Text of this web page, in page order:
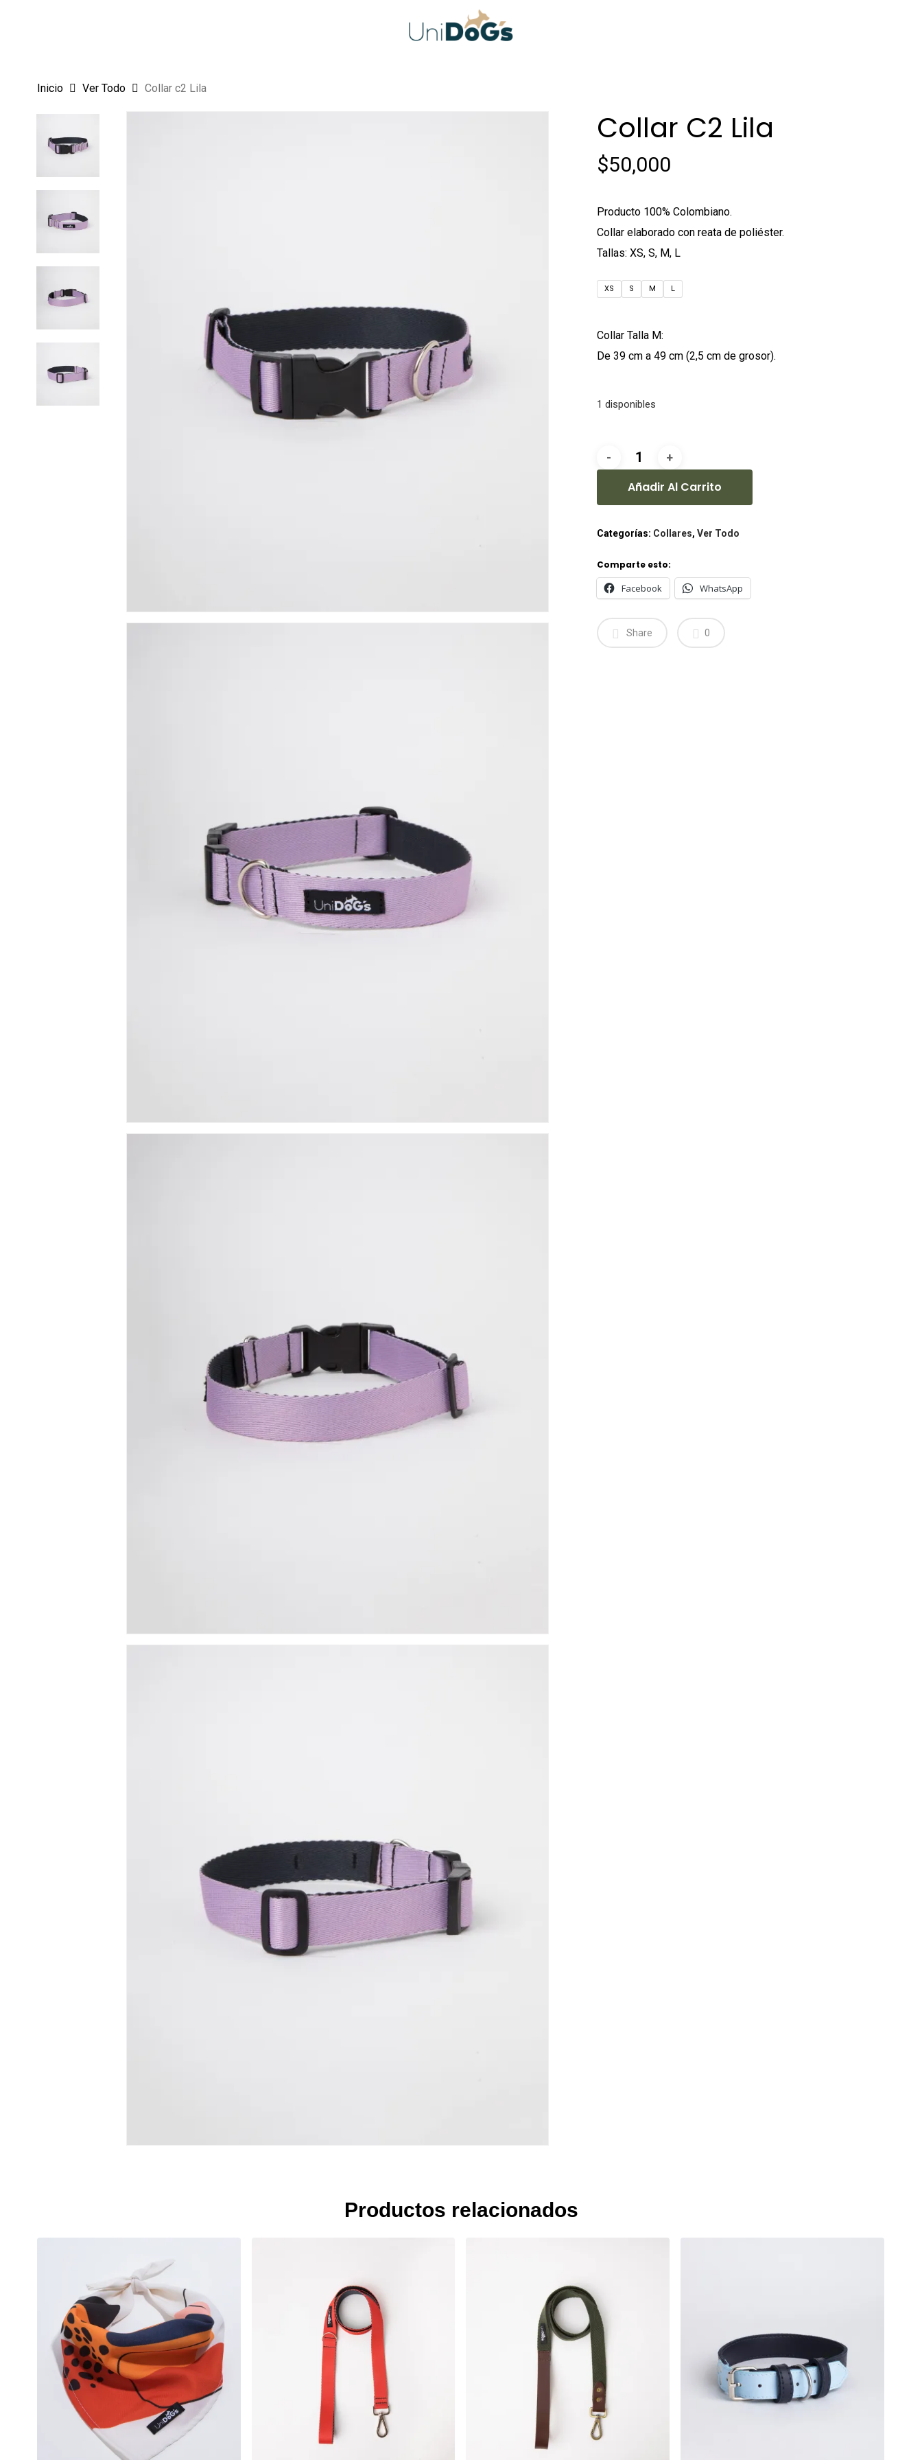
Inicio Ver Todo Collar c2 Lila
Collar C2 Lila
$50,000
Producto 100% Colombiano.
Collar elaborado con reata de poliéster.
Tallas: XS, S, M, L
XS S M L
Collar Talla M:
De 39 cm a 49 cm (2,5 cm de grosor).
1 disponibles
Añadir Al Carrito
Categorías: Collares, Ver Todo
Comparte esto:
Facebook WhatsApp
Share 0
Productos relacionados